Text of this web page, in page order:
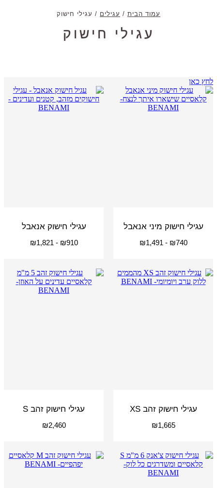
עמוד הבית/עגילים/ עגילי חישוק
עגילי חישוק
לחץ כאן
עגילי חישוק מיני אנאבל
₪740
-
₪1,491
עגילי חישוק אנאבל
₪910
-
₪1,821
עגילי חישוק זהב XS
₪1,665
עגילי חישוק זהב S
₪2,460